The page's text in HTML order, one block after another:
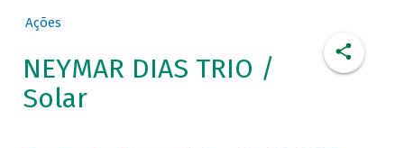
Ações
NEYMAR DIAS TRIO /
Solar